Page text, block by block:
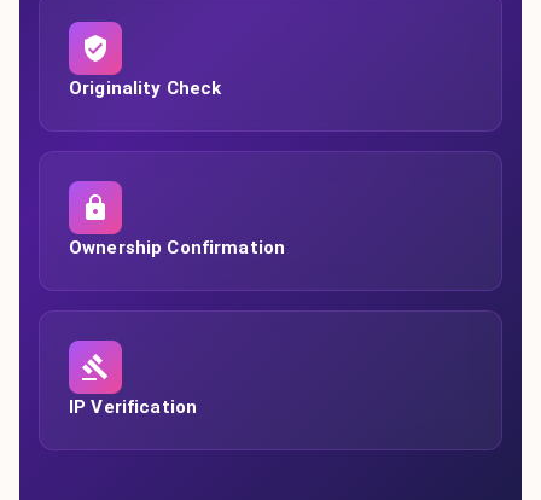
Originality Check
Ownership Confirmation
IP Verification